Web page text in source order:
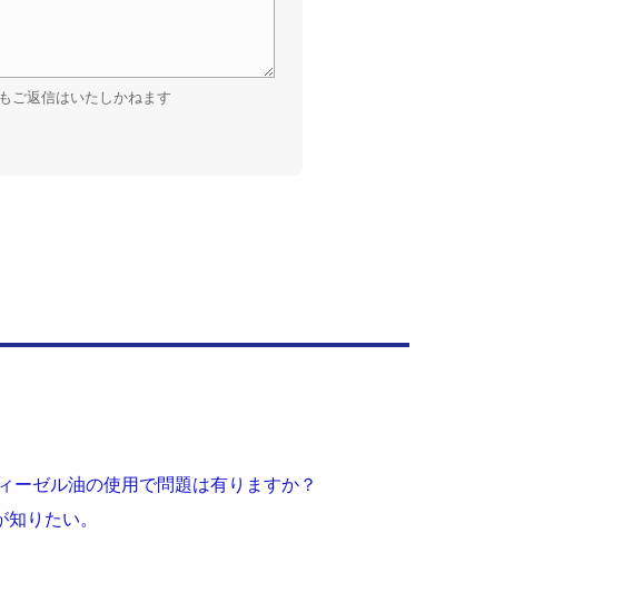
ご返信はいたしかねます
ゼル油の使用で問題は有りますか？
りたい。